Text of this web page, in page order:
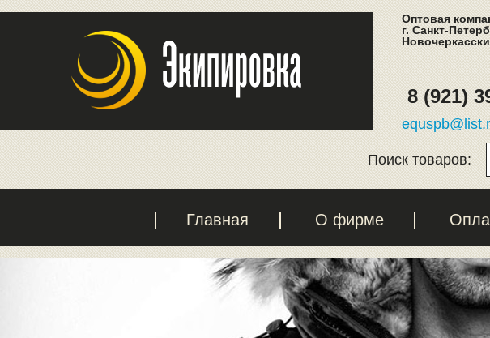
Оптовая
г. Санкт-
8 (921)
Поиск товаров:
Главная О фирме